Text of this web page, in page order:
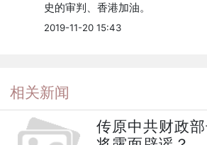
史的审判、香港加油。
2019-11-20 15:43
相关新闻
传原中共财政